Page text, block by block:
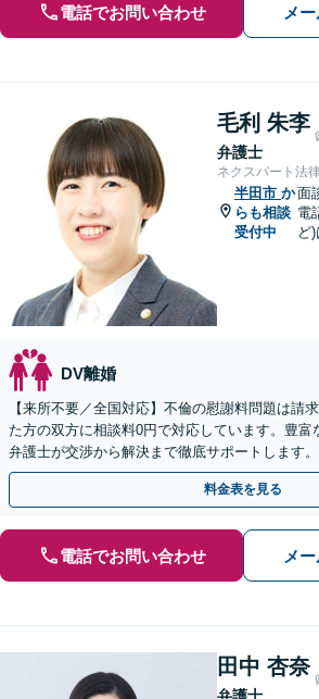
電話でお問い合わせ メ
毛利 朱李
弁護士
ネクスパート法
半田市 か
らも相談
受付中
面
電
ど
DV離婚
【来所不要／全国対応】不倫の慰謝料問題は請
た方の双方に相談料0円で対応しています。豊富
弁護士が交渉から解決まで徹底サポートします
手金の返還保証もありますので安心してご相談
料金表を見る
電話でお問い合わせ メ
田中 杏奈